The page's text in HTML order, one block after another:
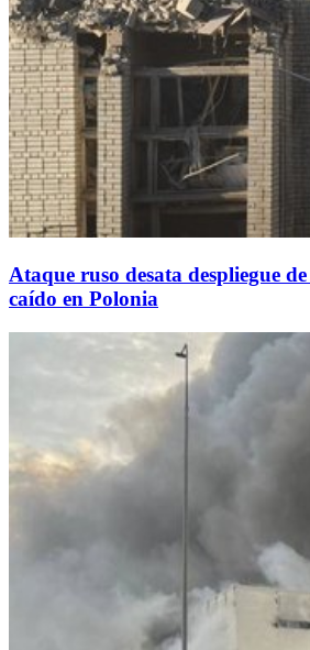
Ataque ruso desata despliegue
caído en Polonia